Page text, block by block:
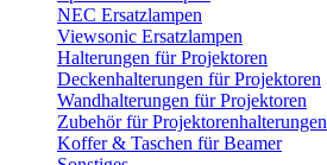
NEC Ersatzlampen
Viewsonic Ersatzlampen
Halterungen für Projektoren
Deckenhalterungen für Projektoren
Wandhalterungen für Projektoren
Zubehör für Projektorenhalterungen
Koffer & Taschen für Beamer